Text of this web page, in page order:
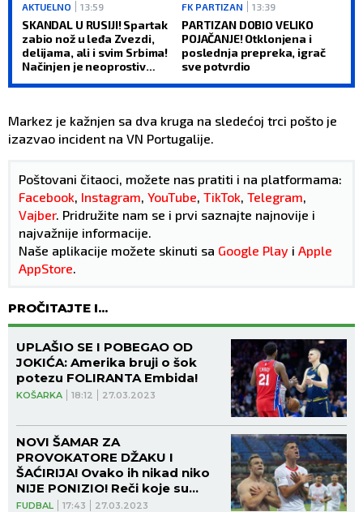
AKTUELNO 13:59
SKANDAL U RUSIJI! Spartak
zabio nož u leđa Zvezdi,
delijama, ali i svim Srbima!
Načinjen je neoprostiv
FK PARTIZAN 13:39
PARTIZAN DOBIO VELIKO
POJAČANJE! Otklonjena i
poslednja prepreka, igrač
sve potvrdio
Markez je kažnjen sa dva kruga na sledećoj trci pošto je
izazvao incident na VN Portugalije.
Poštovani čitaoci, možete nas pratiti i na platformama:
Facebook, Instagram, YouTube, TikTok, Telegram,
Vajber. Pridružite nam se i prvi saznajte najnovije i
najvažnije informacije.
Naše aplikacije možete skinuti sa Google Play i Apple
AppStore.
PROČITAJTE I...
KOŠARKA 18:12 27.03.2023
UPLAŠIO SE I POBEGAO OD
JOKIĆA: Amerika bruji o šok
potezu FOLIRANTA Embida!
FUDBAL 17:43 27.03.2023
NOVI ŠAMAR ZA
PROVOKATORE DŽAKU I
ŠAĆIRIJA! Ovako ih nikad niko
NIJE PONIZIO! Reči koje su
OBIŠLE SVET!